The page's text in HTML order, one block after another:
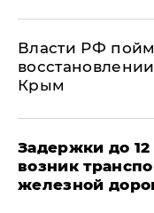
Власти РФ
Крым
Задержки до
возник
железной